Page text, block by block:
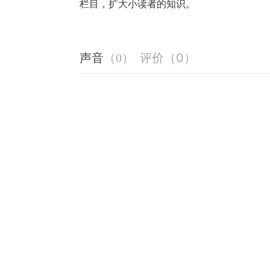
栏目，扩大小读者的知识。
声音 （0） 评价 （0 ）